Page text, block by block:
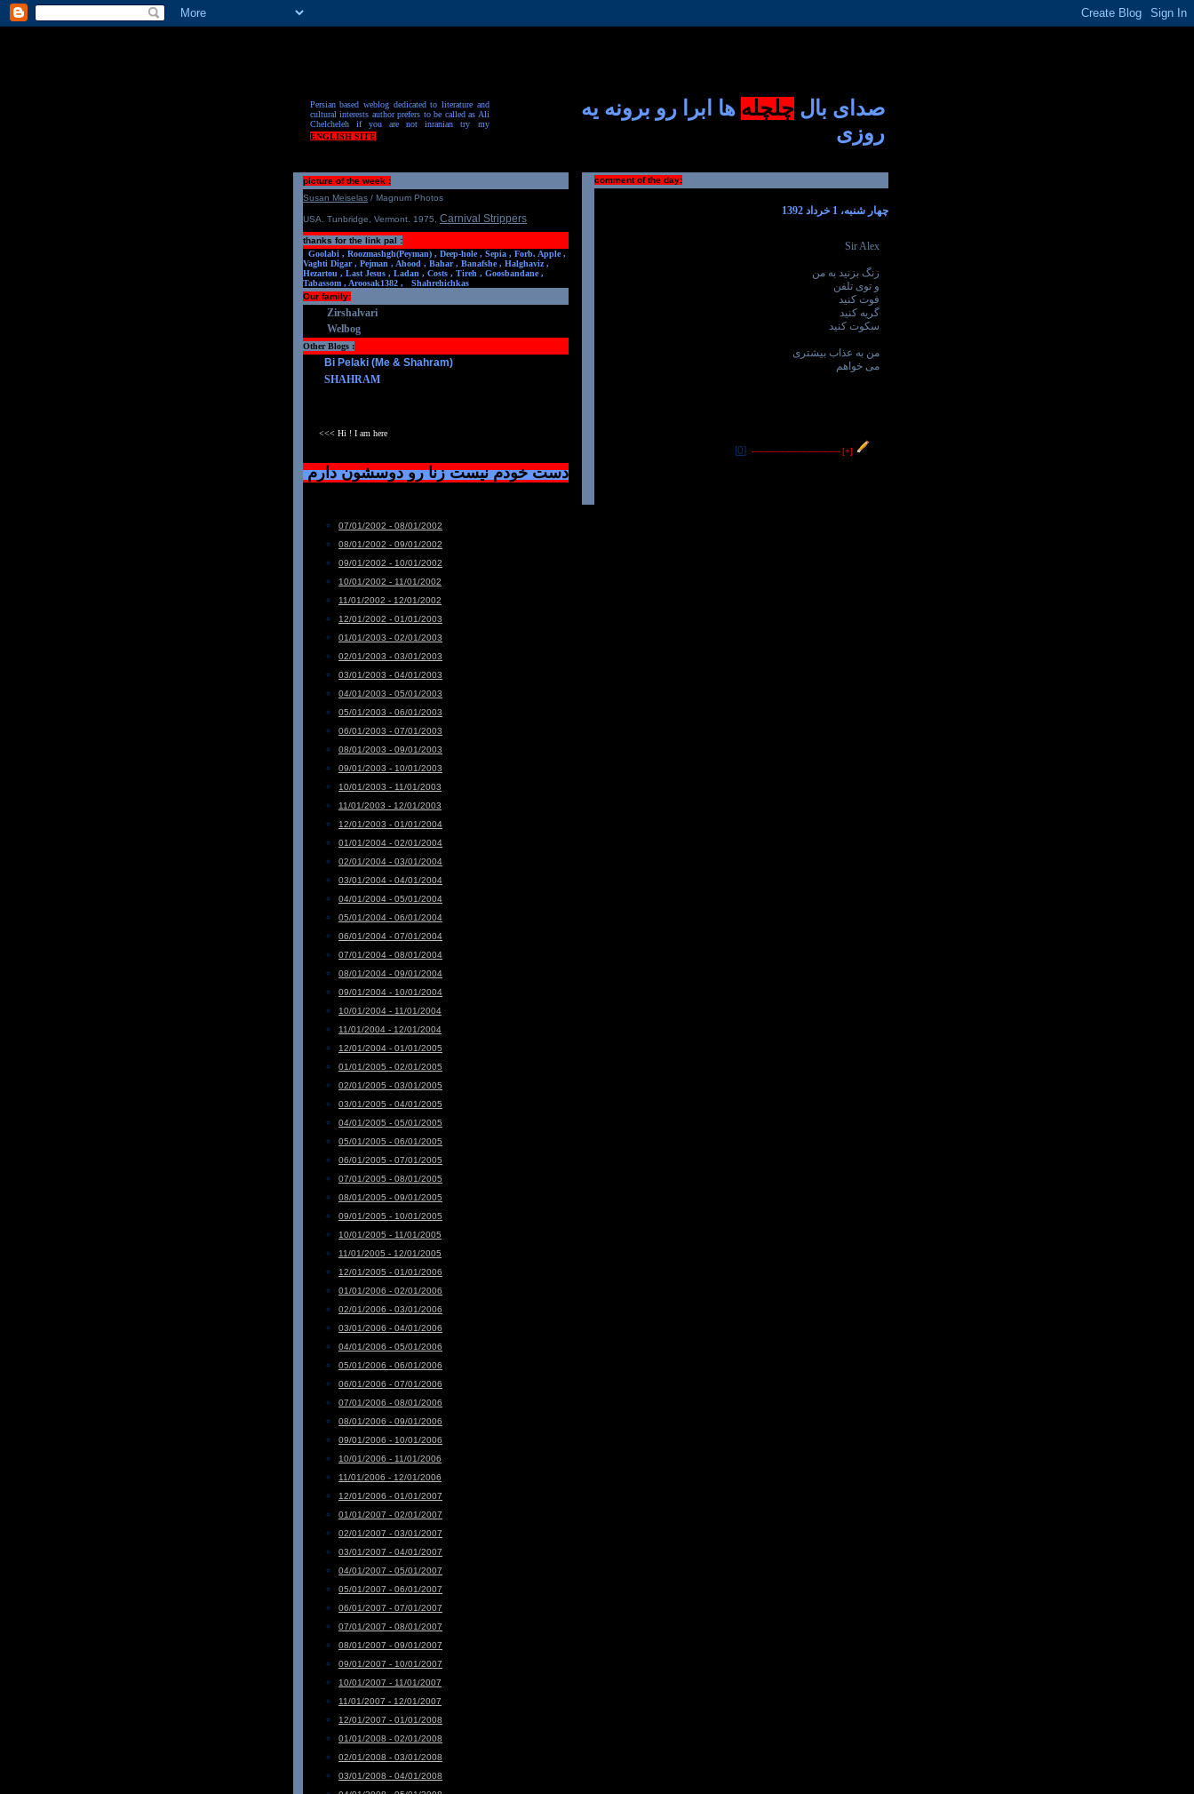
Persian based weblog dedicated to literature and
cultural interests author prefers to be called as Ali
Chelcheleh if you are not inranian try my
ENGLISH SITE
صدای بال چلچله ها ابرا رو برونه یه
روزی
comment of the day:
چهار شنبه، 1 خرداد 1392
Sir Alex
زنگ بزنید به من
و توی تلفن
فوت کنید
گریه کنید
سکوت کنید
من به عذاب بیشتری
می خواهم
[+]
---------------------------------
[0]
picture of the week :
Susan Meiselas / Magnum Photos
USA. Tunbridge, Vermont. 1975 Carnival Strippers
thanks for the link pal :
Goolabi , Roozmashgh(Peyman) , Deep-hole , Sepia , Forb. Apple ,
Vaghti Digar , Pejman , Ahood , Bahar , Banafshe , Halghaviz ,
Hezartou , Last Jesus , Ladan , Costs , Tireh , Goosbandane ,
Tabassom , Aroosak1382 ,
Shahrehichkas
Our family:
Zirshalvari
Welbog
Other Blogs :
Bi Pelaki (Me & Shahram)
SHAHRAM
<<< Hi ! I am here
دست خودم نیست زنا رو دوسشون دارم
07/01/2002 - 08/01/2002
08/01/2002 - 09/01/2002
09/01/2002 - 10/01/2002
10/01/2002 - 11/01/2002
11/01/2002 - 12/01/2002
12/01/2002 - 01/01/2003
01/01/2003 - 02/01/2003
02/01/2003 - 03/01/2003
03/01/2003 - 04/01/2003
04/01/2003 - 05/01/2003
05/01/2003 - 06/01/2003
06/01/2003 - 07/01/2003
08/01/2003 - 09/01/2003
09/01/2003 - 10/01/2003
10/01/2003 - 11/01/2003
11/01/2003 - 12/01/2003
12/01/2003 - 01/01/2004
01/01/2004 - 02/01/2004
02/01/2004 - 03/01/2004
03/01/2004 - 04/01/2004
04/01/2004 - 05/01/2004
05/01/2004 - 06/01/2004
06/01/2004 - 07/01/2004
07/01/2004 - 08/01/2004
08/01/2004 - 09/01/2004
09/01/2004 - 10/01/2004
10/01/2004 - 11/01/2004
11/01/2004 - 12/01/2004
12/01/2004 - 01/01/2005
01/01/2005 - 02/01/2005
02/01/2005 - 03/01/2005
03/01/2005 - 04/01/2005
04/01/2005 - 05/01/2005
05/01/2005 - 06/01/2005
06/01/2005 - 07/01/2005
07/01/2005 - 08/01/2005
08/01/2005 - 09/01/2005
09/01/2005 - 10/01/2005
10/01/2005 - 11/01/2005
11/01/2005 - 12/01/2005
12/01/2005 - 01/01/2006
01/01/2006 - 02/01/2006
02/01/2006 - 03/01/2006
03/01/2006 - 04/01/2006
04/01/2006 - 05/01/2006
05/01/2006 - 06/01/2006
06/01/2006 - 07/01/2006
07/01/2006 - 08/01/2006
08/01/2006 - 09/01/2006
09/01/2006 - 10/01/2006
10/01/2006 - 11/01/2006
11/01/2006 - 12/01/2006
12/01/2006 - 01/01/2007
01/01/2007 - 02/01/2007
02/01/2007 - 03/01/2007
03/01/2007 - 04/01/2007
04/01/2007 - 05/01/2007
05/01/2007 - 06/01/2007
06/01/2007 - 07/01/2007
07/01/2007 - 08/01/2007
08/01/2007 - 09/01/2007
09/01/2007 - 10/01/2007
10/01/2007 - 11/01/2007
11/01/2007 - 12/01/2007
12/01/2007 - 01/01/2008
01/01/2008 - 02/01/2008
02/01/2008 - 03/01/2008
03/01/2008 - 04/01/2008